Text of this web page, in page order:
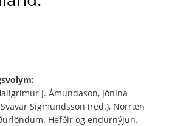
J. Ámundason, Jónína
Sigmundsson (red.), Norræn
Hefðir og endurnýjun.